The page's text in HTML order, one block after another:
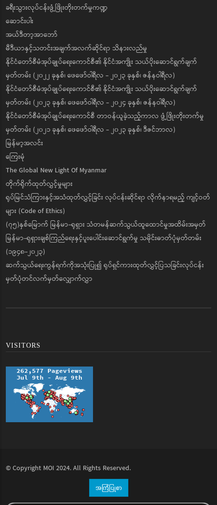
ခရီးသွားလုပ်ငန်းဖွံ့ဖြိုးတိုးတက်မှုကဏ္ဍ
ဆောင်းပါး
အယ်ဒီတာ့အာဘော်
မီဒီယာနှင့်သတင်းအချက်အလက်ဆိုင်ရာ သိနားလည်မှု
နိုင်ငံတော်စီမံအုပ်ချုပ်ရေးကောင်စီ၏ နိုင်ငံအကျိုး သယ်ပိုးဆောင်ရွက်ချက်
မှတ်တမ်း (၂၀၂၂ ခုနှစ်၊ ဖေဖော်ဝါရီလ - ၂၀၂၃ ခုနှစ်၊ ဇန်နဝါရီလ)
နိုင်ငံတော်စီမံအုပ်ချုပ်ရေးကောင်စီ၏ နိုင်ငံအကျိုး သယ်ပိုးဆောင်ရွက်ချက်
မှတ်တမ်း (၂၀၂၃ ခုနှစ်၊ ဖေဖော်ဝါရီလ - ၂၀၂၄ ခုနှစ်၊ ဇန်နဝါရီလ)
နိုင်ငံတော်စီမံအုပ်ချုပ်ရေးကောင်စီ တာဝန်ယူခဲ့သည့်ကာလ ဖွံ့ဖြိုးတိုးတက်မှု
မှတ်တမ်း (၂၀၂၁ ခုနှစ်၊ ဖေဖော်ဝါရီလ - ၂၀၂၃ ခုနှစ်၊ ဒီဇင်ဘာလ)
မြန်မာ့အလင်း
ကြေးမုံ
The Global New Light Of Myanmar
တိုက်ရိုက်ထုတ်လွှင့်မှုများ
ရုပ်မြင်သံကြားနှင့်အသံထုတ်လွှင့်ခြင်း လုပ်ငန်းဆိုင်ရာ လိုက်နာရမည့် ကျင့်ဝတ်
များ (Code of Ethics)
(၇၅)နှစ်မြောက် မြန်မာ-ရုရှား သံတမန်ဆက်သွယ်ထူထောင်မှုအထိမ်းအမှတ်
မြန်မာ-ရုရှားချစ်ကြည်ရေးနှင့်ပူးပေါင်းဆောင်ရွက်မှု သမိုင်းဓာတ်ပုံမှတ်တမ်း
(၁၉၄၈-၂၀၂၃)
ဆက်သွယ်ရေးကွန်ရက်ကိုအသုံးပြု၍ ရုပ်ရှင်ကားထုတ်လွှင့်ပြသခြင်းလုပ်ငန်း
မှတ်ပုံတင်လက်မှတ်လျှောက်လွှာ
VISITORS
© Copyright MOI 2024. All Rights Reserved.
အကြံပြုစာ